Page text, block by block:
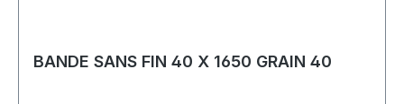
BANDE SANS FIN 40 X 1650 GRAIN 40